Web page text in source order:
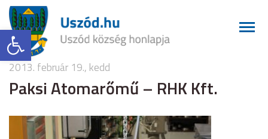
Eszköztár megnyitása
2013. február 19., kedd
Paksi Atomarőmű – RHK Kft.